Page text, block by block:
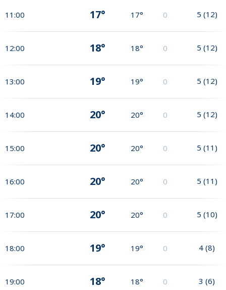
11:00 17° 17° 0 5 (12)
12:00 18° 18° 0 5 (12)
13:00 19° 19° 0 5 (12)
14:00 20° 20° 0 5 (12)
15:00 20° 20° 0 5 (11)
16:00 20° 20° 0 5 (11)
17:00 20° 20° 0 5 (10)
18:00 19° 19° 0 4 (8)
19:00 18° 18° 0 3 (6)